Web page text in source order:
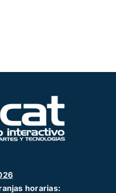
horarias: